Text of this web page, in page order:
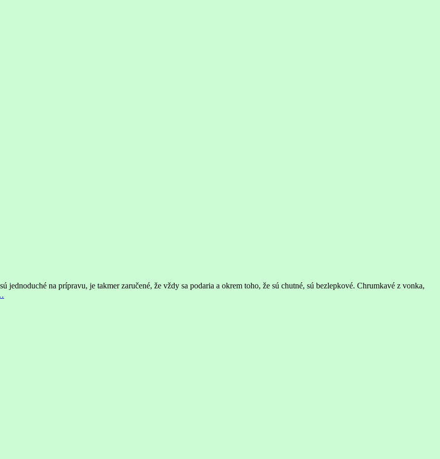
jednoduché na prípravu, je takmer zaručené, že vždy sa podaria a okrem toho, že sú chutné, sú bezlepkové. Chrumkavé z vonka,